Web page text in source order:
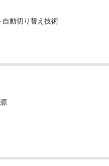
自動切り替え技術